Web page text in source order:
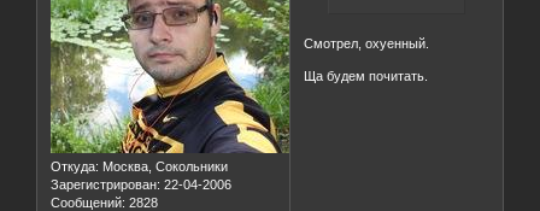
Откуда: Москва, Сокольники
Зарегистрирован: 22-04-2006
Сообщений: 2828
Смотрел, охуенный.
Ща будем почитать.